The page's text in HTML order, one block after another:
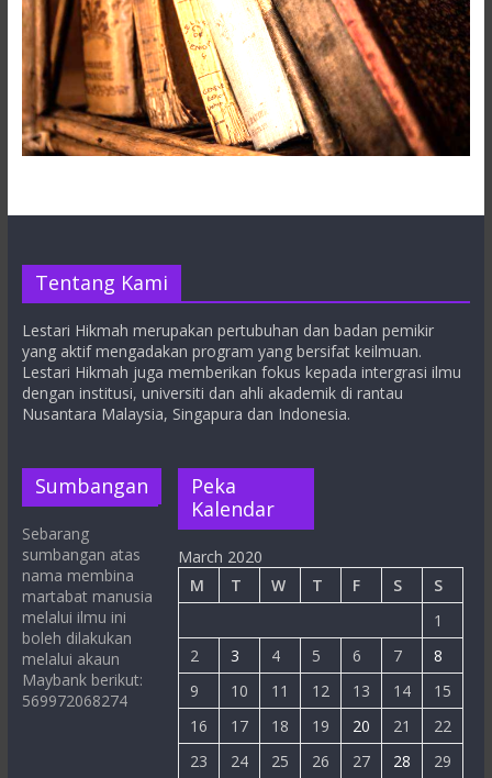
Tentang Kami
Lestari Hikmah merupakan pertubuhan dan badan pemikir
yang aktif mengadakan program yang bersifat keilmuan.
Lestari Hikmah juga memberikan fokus kepada intergrasi ilmu
dengan institusi, universiti dan ahli akademik di rantau
Nusantara Malaysia, Singapura dan Indonesia.
Sumbangan
Sebarang
sumbangan atas
nama membina
martabat manusia
melalui ilmu ini
boleh dilakukan
melalui akaun
Maybank berikut:
569972068274
Peka
Kalendar
March 2020
M
T W T F S
S
1
2
3 4 5 6 7
8
9
10 11 12 13 14
15
16
17 18 19 20 21
22
23
24 25 26 27 28 29